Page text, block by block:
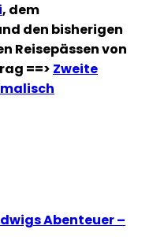
, dem
den bisherigen
Reisepässen von
==> Zweite
Abenteuer –